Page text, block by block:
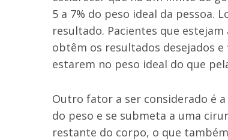
5 a 7% do peso ideal da pessoa.
resultado. Pacientes que
obtêm os resultados desejados
estarem no peso ideal do que
Outro fator a ser considerado é
do peso e se submeta a uma
restante do corpo, o que